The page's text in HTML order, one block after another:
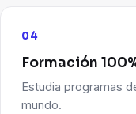
04
Formación
Estudia programas
mundo.